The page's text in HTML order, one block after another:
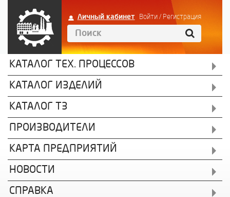
Личный кабинет Войти/ Регистрация
КАТАЛОГ ТЕХ. ПРОЦЕССОВ
КАТАЛОГ ИЗДЕЛИЙ
КАТАЛОГ ТЗ
ПРОИЗВОДИТЕЛИ
КАРТА ПРЕДПРИЯТИЙ
НОВОСТИ
СПРАВКА